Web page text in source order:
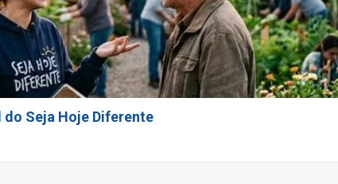
Seja Hoje Diferente